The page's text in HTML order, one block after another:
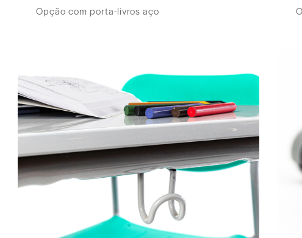
Opção com porta-livros aço